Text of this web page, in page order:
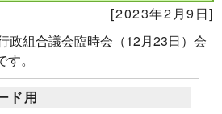
[2023年2月9日]
政組合議会臨時会（12月23日）会
。
ド用